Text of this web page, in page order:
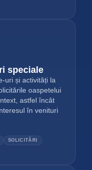
speciale
uri și activități la
oaspetelui
astfel încât
în venituri
SOLICITĂRI